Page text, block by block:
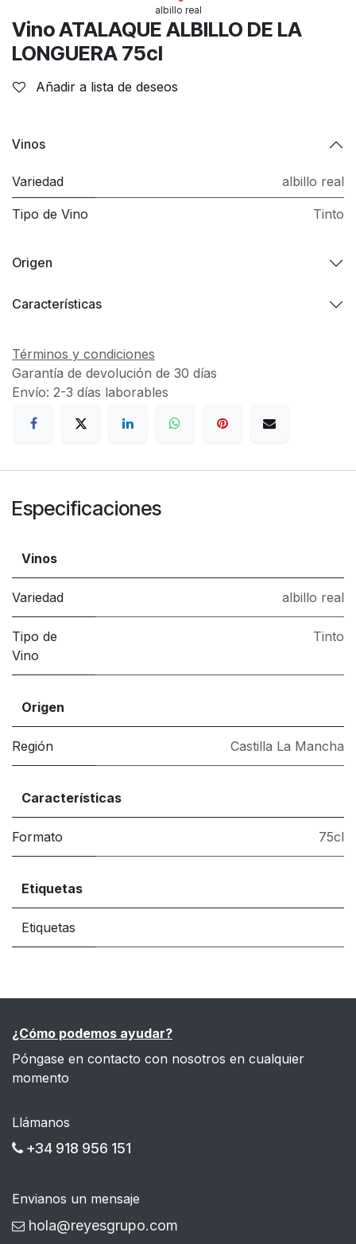
albillo real
Vino ATALAQUE ALBILLO DE LA
LONGUERA 75cl
Añadir a lista de deseos
Vinos
Variedad albillo real
Tipo de Vino Tinto
Origen
Características
Términos y condiciones
Garantía de devolución de 30 días
Envío: 2-3 días laborables
Especificaciones
Vinos
Variedad albillo real
Tipo de
Vino
Tinto
Origen
Región Castilla La Mancha
Características
Formato 75cl
Etiquetas
Etiquetas
¿Cómo podemos ayudar?
Póngase en contacto con nosotros en cualquier
momento
Llámanos
+34 918 956 151
Envianos un mensaje
hola@reyesgrupo.com